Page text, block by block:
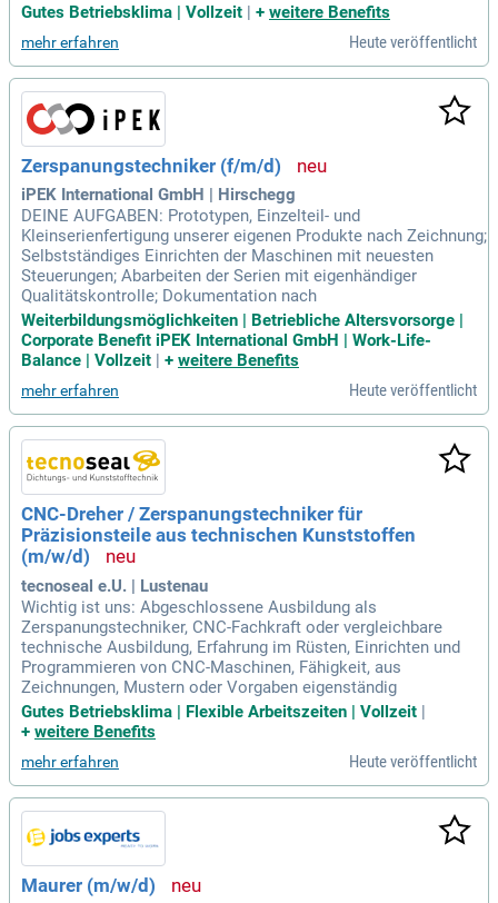
Gutes Betriebsklima | Vollzeit | + weitere Benefits
mehr erfahren Heute veröffentlicht
Zerspanungstechniker (f/m/d)
iPEK International GmbH | Hirschegg
DEINE AUFGABEN: Prototypen, Einzelteil- und
Kleinserienfertigung unserer eigenen Produkte nach Zeichnung;
Selbstständiges Einrichten der Maschinen mit neuesten
Steuerungen; Abarbeiten der Serien mit eigenhändiger
Qualitätskontrolle; Dokumentation nach
Weiterbildungsmöglichkeiten | Betriebliche Altersvorsorge |
Corporate Benefit iPEK International GmbH | Work-Life-
Balance | Vollzeit
+ weitere Benefits
mehr erfahren Heute veröffentlicht
CNC-Dreher / Zerspanungstechniker für
Präzisionsteile aus technischen Kunststoffen
(m/w/d)
tecnoseal e.U. | Lustenau
Wichtig ist uns: Abgeschlossene Ausbildung als
Zerspanungstechniker, CNC-Fachkraft oder vergleichbare
technische Ausbildung, Erfahrung im Rüsten, Einrichten und
Programmieren von CNC-Maschinen, Fähigkeit, aus
Zeichnungen, Mustern oder Vorgaben eigenständig
Gutes Betriebsklima | Flexible Arbeitszeiten | Vollzeit |
+ weitere Benefits
mehr erfahren Heute veröffentlicht
Maurer (m/w/d)